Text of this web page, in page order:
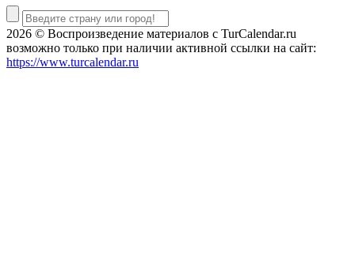
2026 © Воспроизведение материалов c TurCalendar.ru
возможно только при наличии активной ссылки на сайт:
https://www.turcalendar.ru